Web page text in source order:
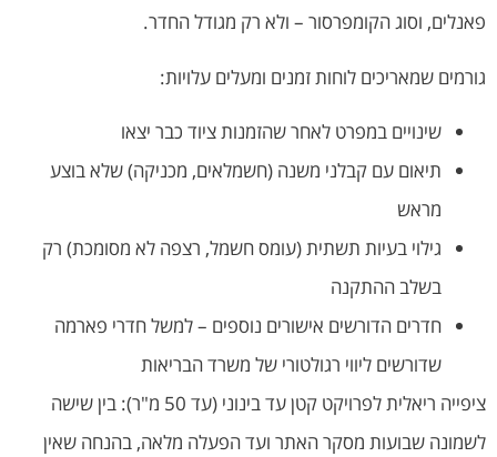
פאנלים, וסוג הקומפרסור – ולא רק מגודל החדר.
גורמים שמאריכים לוחות זמנים ומעלים עלויות:
שינויים במפרט לאחר שהזמנות ציוד כבר יצאו
תיאום עם קבלני משנה (חשמלאים, מכניקה) שלא בוצע
מראש
גילוי בעיות תשתית (עומס חשמל, רצפה לא מסומכת) רק
בשלב ההתקנה
חדרים הדורשים אישורים נוספים – למשל חדרי פארמה
שדורשים ליווי רגולטורי של משרד הבריאות
ציפייה ריאלית לפרויקט קטן עד בינוני (עד 50 מ"ר): בין שישה
לשמונה שבועות מסקר האתר ועד הפעלה מלאה, בהנחה שאין